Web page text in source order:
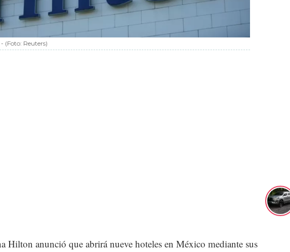
- (Foto: Reuters)
Hilton anunció que abrirá nueve hoteles en México mediante sus